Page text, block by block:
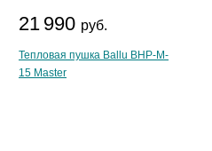
21 990 руб.
Тепловая пушка Ballu BHP-M-
15 Master